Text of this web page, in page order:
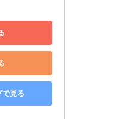
で見る